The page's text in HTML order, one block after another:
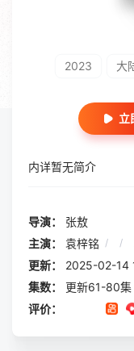
2023 大
立
内详暂无简介
导演：
张敖
主演：
袁梓铭 / /
更新：
2025-02-14
集数：
更新61-80集
评价：